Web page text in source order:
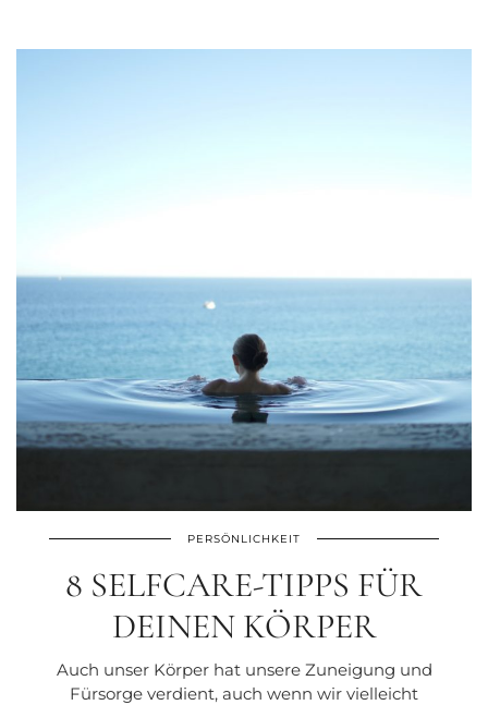
PERSÖNLICHKEIT
8 SELFCARE-TIPPS FÜR
DEINEN KÖRPER
Auch unser Körper hat unsere Zuneigung und
Fürsorge verdient, auch wenn wir vielleicht